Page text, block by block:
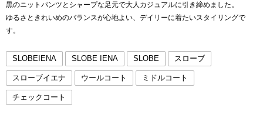
黒のニットパンツとシャープな足元で大人カジュアルに引き締めました。
ゆるさときれいめのバランスが心地よい、デイリーに着たいスタイリングで
す。
SLOBEIENA SLOBE IENA SLOBE スローブ
スローブイエナ ウールコート ミドルコート
チェックコート